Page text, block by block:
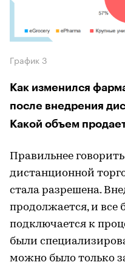
График 3
Как изменился
после внедрения
Какой объем
Правильнее
дистанционной
стала разрешена.
продолжается, и все
подключается к
были
можно было только